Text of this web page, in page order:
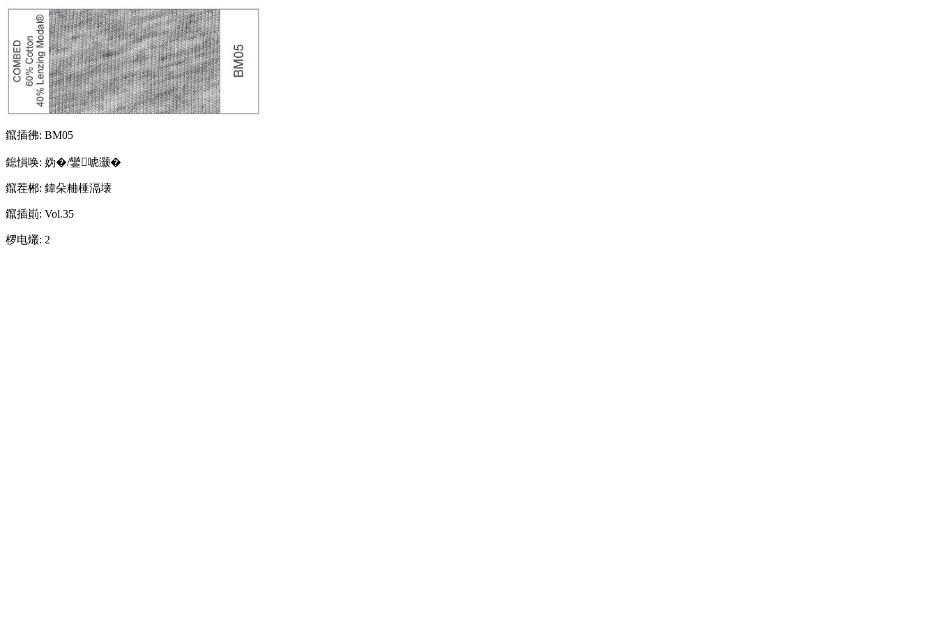
鑹插彿: BM05
鎴愪唤: 妫�/鑾唬灏�
鑹茬郴: 鍏朵粬棰滆壊
鑹插崱: Vol.35
椤电爜: 2